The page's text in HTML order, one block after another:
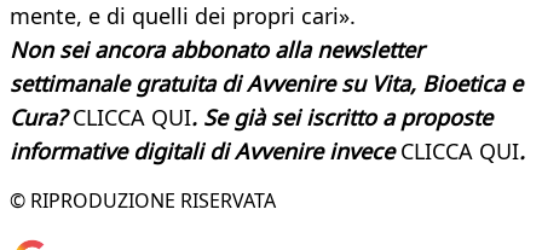
mente, e di quelli dei propri cari».
Non sei ancora abbonato alla newsletter
settimanale gratuita di Avvenire su Vita, Bioetica e
Cura?CLICCA QUI. Se già sei iscritto a proposte
informative digitali di Avvenire inveceCLICCA QUI.
© RIPRODUZIONE RISERVATA